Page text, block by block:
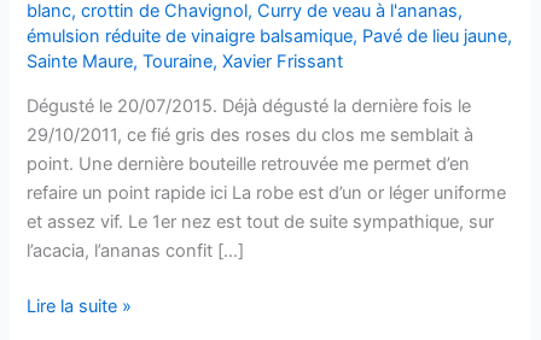
blanc,crottin de Chavignol,Curry de veau à l'ananas,
émulsion réduite de vinaigre balsamique, Pavé de lieu jaune,
Sainte Maure,Touraine,Xavier Frissant
Dégusté le 20/07/2015. Déjà dégusté la dernière fois le
29/10/2011, ce fié gris des roses du clos me semblait à
point. Une dernière bouteille retrouvée me permet d’en
refaire un point rapide ici La robe est d’un or léger uniforme
et assez vif. Le 1er nez est tout de suite sympathique, sur
l’acacia, l’ananas confit […]
Touraine
Lire la suite »